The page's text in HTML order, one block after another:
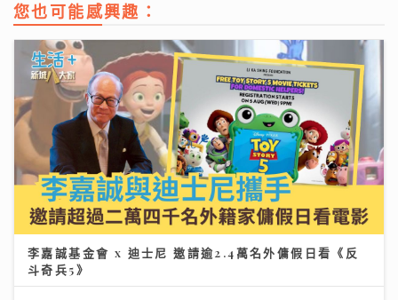
您也可能感興趣：
李嘉誠基金會 x 迪士尼 邀請逾2.4萬名外傭假日看《反
斗奇兵5》